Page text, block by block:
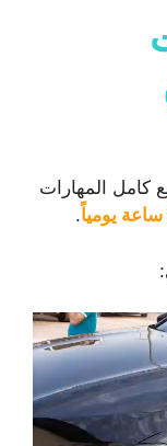
كامل المهارات
.